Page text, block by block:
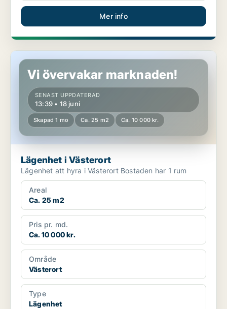
Mer info
Lägenhet i Västerort
Vi övervakar marknaden!
SENAST UPPDATERAD
13:39 • 18 juni
Skapad 1 mo Ca. 25 m2 Ca. 10 000 kr.
Lägenhet i Västerort
Lägenhet att hyra i Västerort Bostaden har 1 rum
Areal
Ca. 25 m2
Pris pr. md.
Ca. 10 000 kr.
Område
Västerort
Type
Lägenhet